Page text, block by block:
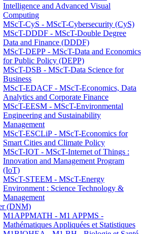
Intelligence and Advanced Visual
Computing
MScT-CyS - MScT-Cybersecurity (CyS)
MScT-DDDF - MScT-Double Degree
Data and Finance (DDDF)
MScT-DEPP - MScT-Data and Economics
for Public Policy (DEPP)
MScT-DSB - MScT-Data Science for
Business
MScT-EDACF - MScT-Economics, Data
Analytics and Corporate Finance
MScT-EESM - MScT-Environmental
Engineering and Sustainability
Management
MScT-ESCLiP - MScT-Economics for
Smart Cities and Climate Policy
MScT-IOT - MScT-Internet of Things :
Innovation and Management Program
(IoT)
MScT-STEEM - MScT-Energy
Environment : Science Technology &
Management
(DNM)
M1APPMATH - M1 APPMS -
Mathématiques Appliquées et Statistiques